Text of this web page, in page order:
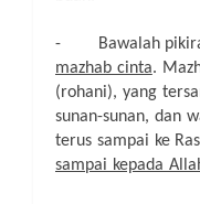
-
Bawalah
mazhab cinta.
(rohani), yang
sunan-sunan, dan
terus sampai ke
sampai kepada